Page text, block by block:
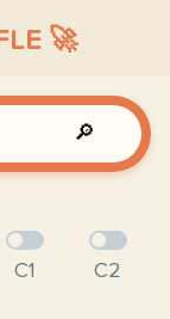
🚀
🔎
C1 C2